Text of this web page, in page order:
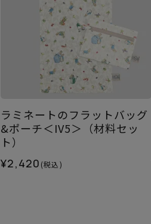
ラミネートのフラットバッグ
&ポーチ＜IV5＞（材料セッ
ト）
¥2,420 (税込)